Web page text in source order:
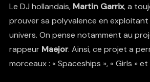
Le DJ hollandais, Martin Garrix, a
prouver sa polyvalence en
univers. On pense notamment au
rappeur Maejor. Ainsi, ce projet a
morceaux : « Spaceships », « Girls » et